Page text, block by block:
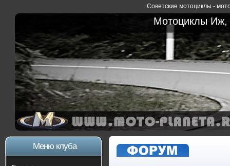
Советские мотоциклы -
Мотоциклы Иж,
Меню клуба